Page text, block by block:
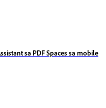
sa PDF Spaces sa mobile